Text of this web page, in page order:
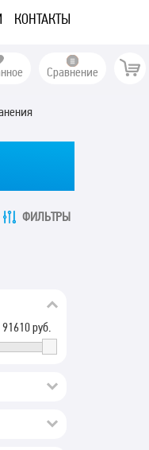
КОНТАКТЫ
Сравнение
ФИЛЬТРЫ
91610руб.